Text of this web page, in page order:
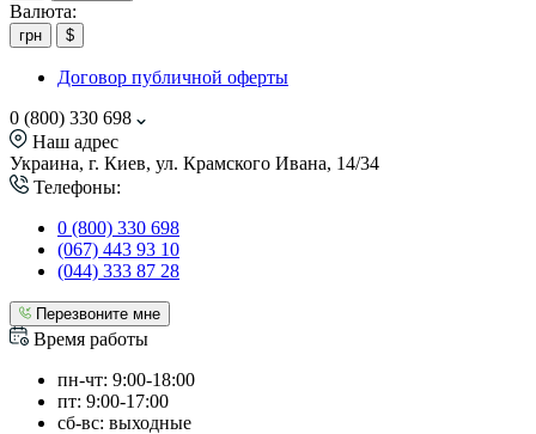
Валюта:
грн $
Договор публичной оферты
0 (800) 330 698
Наш адрес
Украина, г. Киев, ул. Крамского Ивана, 14/34
Телефоны:
0 (800) 330 698
(067) 443 93 10
(044) 333 87 28
Перезвоните мне
Время работы
пн-чт: 9:00-18:00
пт: 9:00-17:00
сб-вс: выходные